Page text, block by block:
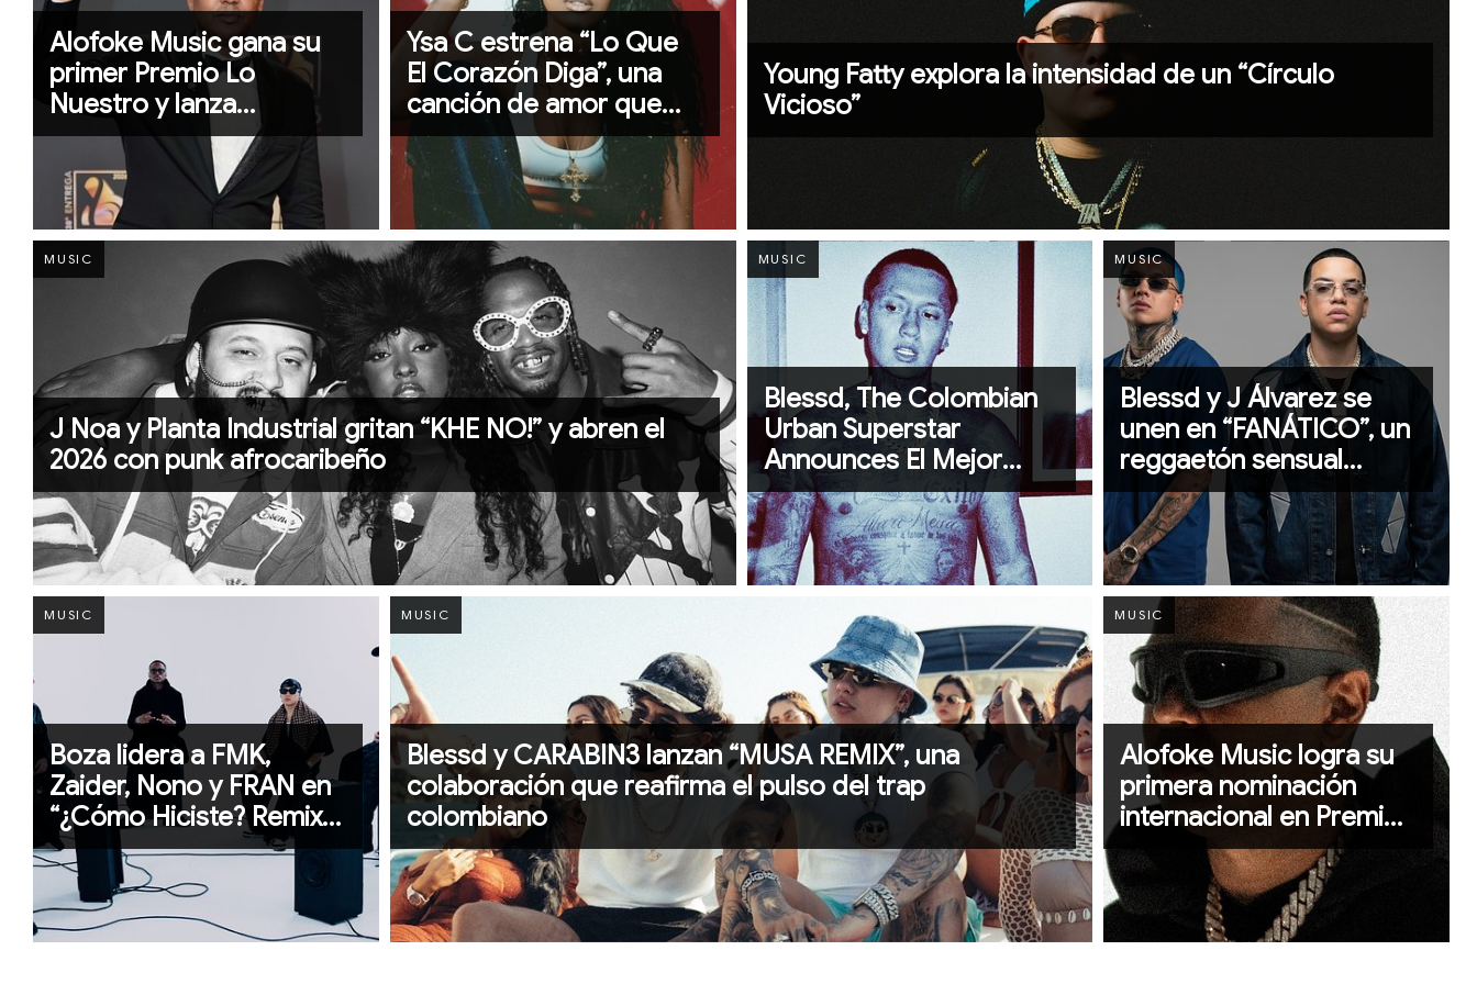
Alofoke Music gana su
primer Premio Lo
Nuestro y lanza
“Súbelo”, su primer
compilado oficial junto a
Sony Music CAC
Ysa C estrena “Lo Que
El Corazón Diga”, una
canción de amor que
abraza el riesgo de
sentir
Young Fatty explora la intensidad de un “Círculo
Vicioso”
MUSIC
J Noa y Planta Industrial gritan “KHE NO!” y abren el
2026 con punk afrocaribeño
MUSIC
Blessd, The Colombian
Urban Superstar
Announces El Mejor
Hombre Del Mundo
2026 U.S. Tour
MUSIC
Blessd y J Álvarez se
unen en “FANÁTICO”, un
reggaetón sensual
pensado para las horas
nocturnas
MUSIC
Boza lidera a FMK,
Zaider, Nono y FRAN en
“¿Cómo Hiciste? Remix”,
consolidando la
expansión global del
afrobeats en español
MUSIC
Blessd y CARABIN3 lanzan “MUSA REMIX”, una
colaboración que reafirma el pulso del trap
colombiano
MUSIC
Alofoke Music logra su
primera nominación
internacional en Premio
Lo Nuestro 2026